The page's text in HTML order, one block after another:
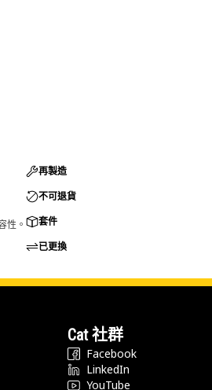
性。
再製造
不可退貨
套件
已更換
Cat 社群
Facebook
LinkedIn
YouTube